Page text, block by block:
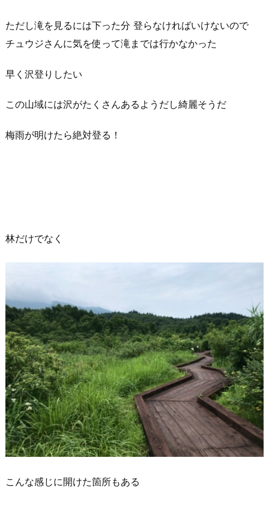
ただし滝を見るには下った分 登らなければいけないので
チュウジさんに気を使って滝までは行かなかった
早く沢登りしたい
この山域には沢がたくさんあるようだし綺麗そうだ
梅雨が明けたら絶対登る！
林だけでなく
こんな感じに開けた箇所もある